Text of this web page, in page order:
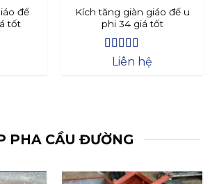
đế
tốt
Kích tăng giàn giáo đế u
phi 34 giá tốt
Được xếp
5
Liên hệ
PHA CẦU ĐƯỜNG